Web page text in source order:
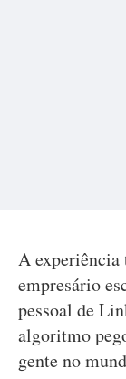
A
empresário
pessoal de
algoritmo
gente no